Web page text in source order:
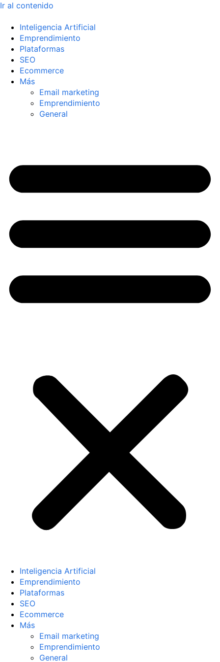
Ir al contenido
Inteligencia Artificial
Emprendimiento
Plataformas
SEO
Ecommerce
Más
Email marketing
Emprendimiento
General
Inteligencia Artificial
Emprendimiento
Plataformas
SEO
Ecommerce
Más
Email marketing
Emprendimiento
General